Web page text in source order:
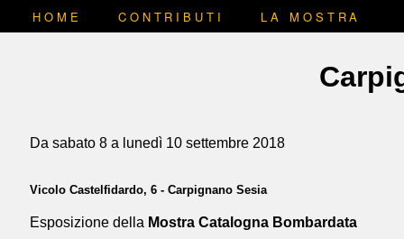
HOME CONTRIBUTI LA MOSTRA
Da sabato 8 a lunedì 10 settembre 2018
Vicolo Castelfidardo, 6 - Carpignano Sesia
Esposizione della Mostra Catalogna Bombardata